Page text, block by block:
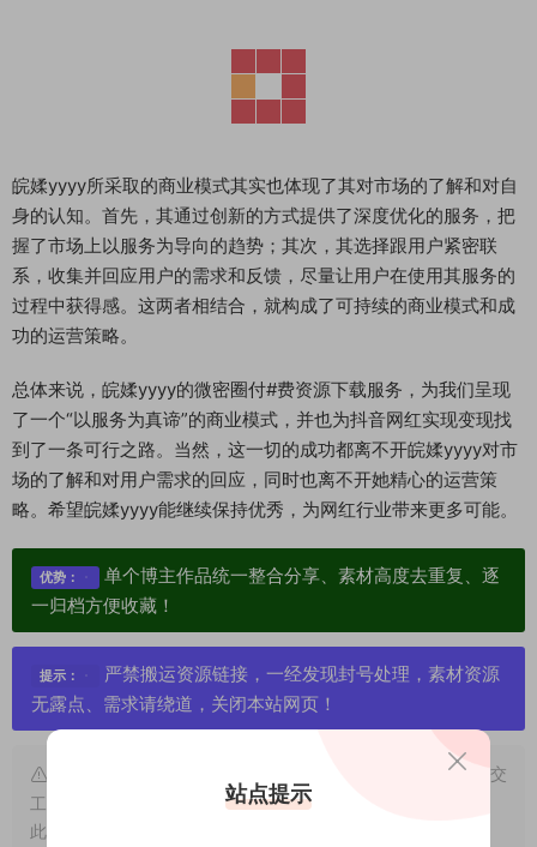
皖媃yyyy所采取的商业模式其实也体现了其对市场的了解和对自
身的认知。首先，其通过创新的方式提供了深度优化的服务，把
握了市场上以服务为导向的趋势；其次，其选择跟用户紧密联
系，收集并回应用户的需求和反馈，尽量让用户在使用其服务的
过程中获得感。这两者相结合，就构成了可持续的商业模式和成
功的运营策略。
总体来说，皖媃yyyy的微密圈付#费资源下载服务，为我们呈现
了一个“以服务为真谛”的商业模式，并也为抖音网红实现变现找
到了一条可行之路。当然，这一切的成功都离不开皖媃yyyy对市
场的了解和对用户需求的回应，同时也离不开她精心的运营策
略。希望皖媃yyyy能继续保持优秀，为网红行业带来更多可能。
优势：
单个博主作品统一整合分享、素材高度去重复、逐
一归档方便收藏！
提示：
严禁搬运资源链接，一经发现封号处理，素材资源
无露点、需求请绕道，关闭本站网页！
申明：本文资源均来源网友分享，若侵犯了您的权限可以提交
工单处理。
此外本文章皆属于原创文章，转载请注明出处！原文链接：
站点提示